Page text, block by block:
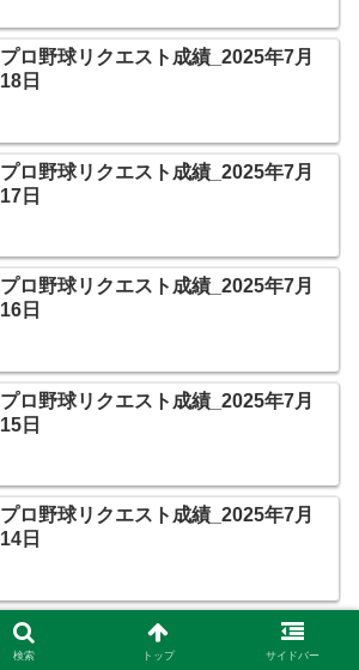
プロ野球リクエスト成績_2025年7月
18日
プロ野球リクエスト成績_2025年7月
17日
プロ野球リクエスト成績_2025年7月
16日
プロ野球リクエスト成績_2025年7月
15日
プロ野球リクエスト成績_2025年7月
14日
プロ野球リクエスト成績_2025年7月
13日
検索 トップ サイドバー